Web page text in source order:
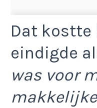
Dat kostte
eindigde
was voor